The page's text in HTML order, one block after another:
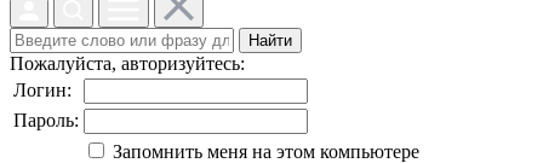
Найти
Пожалуйста, авторизуйтесь:
Логин:
Пароль:
Запомнить меня на этом компьютере